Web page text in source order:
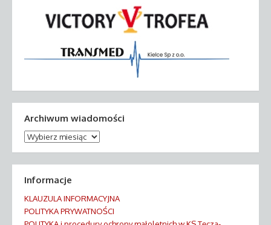
Archiwum wiadomości
Archiwum
Informacje
KLAUZULA INFORMACYJNA
POLITYKA PRYWATNOŚCI